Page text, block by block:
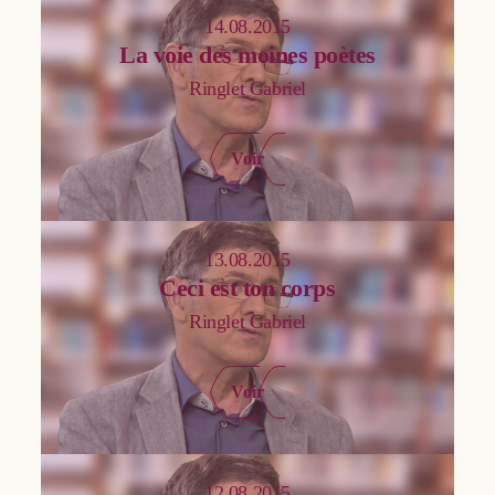
Flichy Odile
Focant Camille
Geenen Vincent
George Philippe
Gérard Frank
Gonzalez Elizabeth
Henne Philippe
Humbeeck Bruno
Jacquemin Dominique
Janssen Thierry
Job Armel
Join-Lambert Arnaud
Kotsou Ilios
14.08.2015
La voie des moines poètes
Ringlet Gabriel
Voir
13.08.2015
Ceci est ton corps
Ringlet Gabriel
Voir